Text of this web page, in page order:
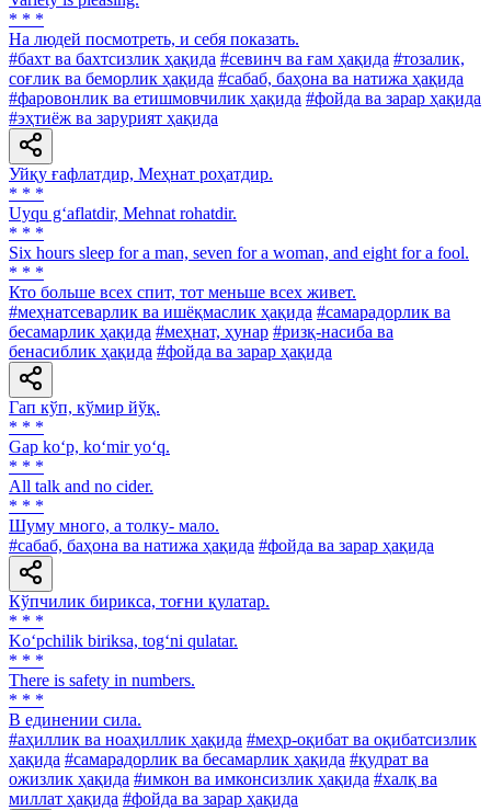
* * *
Ha людей посмотреть, и себя показать.
#бахт ва бахтсизлик ҳақида #севинч ва ғам ҳақида #тозалик,
соғлик ва беморлик ҳақида #сабаб, баҳона ва натижа ҳақида
#фаровонлик ва етишмовчилик ҳақида #фойда ва зарар ҳақида
#эҳтиёж ва зарурият ҳақида
Уйқу ғафлатдир, Меҳнат роҳатдир.
* * *
Uyqu g‘aflatdir, Mehnat rohatdir.
* * *
Six hours sleep for a man, seven for a woman, and eight for a fool.
* * *
Кто больше всех спит, тот меньше всех живет.
#меҳнатсеварлик ва ишёқмаслик ҳақида #самарадорлик ва
бесамарлик ҳақида #меҳнат, ҳунар #ризқ-насиба ва
бенасиблик ҳақида #фойда ва зарар ҳақида
Гап кўп, кўмир йўқ.
* * *
Gap ko‘p, ko‘mir yo‘q.
* * *
All talk and no cider.
* * *
Шуму много, а толку- мало.
#сабаб, баҳона ва натижа ҳақида #фойда ва зарар ҳақида
Кўпчилик бирикса, тоғни қулатар.
* * *
Ko‘pchilik biriksa, tog‘ni qulatar.
* * *
There is safety in numbers.
* * *
В единении сила.
#аҳиллик ва ноаҳиллик ҳақида #меҳр-оқибат ва оқибатсизлик
ҳақида #самарадорлик ва бесамарлик ҳақида #қудрат ва
ожизлик ҳақида #имкон ва имконсизлик ҳақида #халқ ва
миллат ҳақида #фойда ва зарар ҳақида